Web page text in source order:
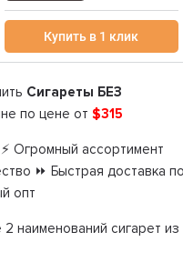
Купить в 1 клик
Сигареты БЕЗ
по цене от $315
Огромный ассортимент
⏩ Быстрая доставка
опт
наименований сигарет из